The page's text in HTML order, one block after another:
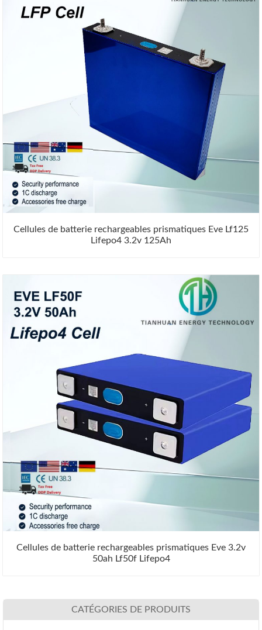
Cellules de batterie rechargeables prismatiques Eve Lf125
Lifepo4 3.2v 125Ah
Cellules de batterie rechargeables prismatiques Eve 3.2v
50ah Lf50f Lifepo4
CATÉGORIES DE PRODUITS